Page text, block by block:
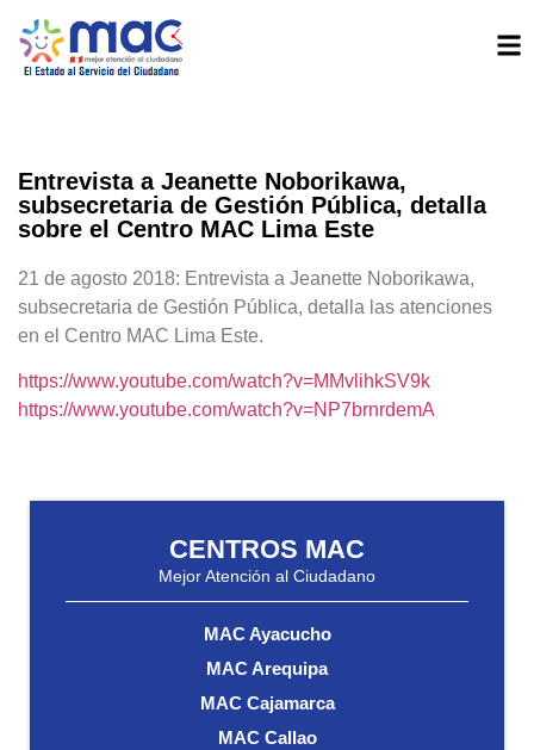
Entrevista a Jeanette Noborikawa,
subsecretaria de Gestión Pública, detalla
sobre el Centro MAC Lima Este
21 de agosto 2018: Entrevista a Jeanette Noborikawa,
subsecretaria de Gestión Pública, detalla las atenciones
en el Centro MAC Lima Este.
https://www.youtube.com/watch?v=MMvlihkSV9k
https://www.youtube.com/watch?v=NP7brnrdemA
CENTROS MAC
Mejor Atención al Ciudadano
MAC Ayacucho
MAC Arequipa
MAC Cajamarca
MAC Callao